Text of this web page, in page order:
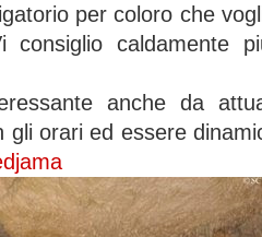
per coloro che
caldamente
anche da
orari ed essere